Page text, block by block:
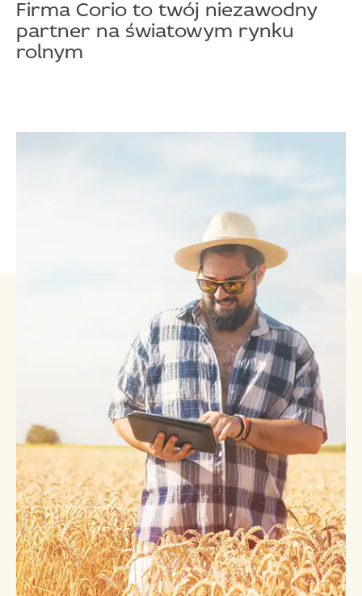
Firma Corio to twój niezawodny
partner na światowym rynku
rolnym